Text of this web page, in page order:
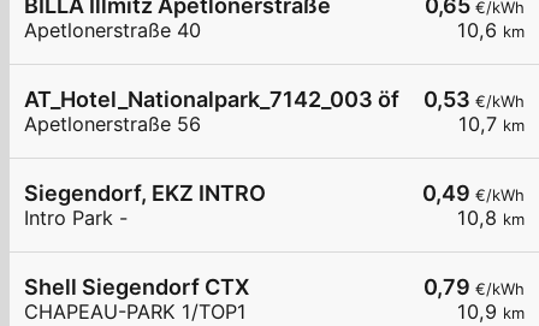
0,65 €/kWh
10,6 km
BILLA Illmitz Apetlonerstraße
Apetlonerstraße 40
0,53 €/kWh
10,7 km
AT_Hotel_Nationalpark_7142_003 öffentlich
Apetlonerstraße 56
0,49 €/kWh
10,8 km
Siegendorf, EKZ INTRO
Intro Park -
0,79 €/kWh
10,9 km
Shell Siegendorf CTX
CHAPEAU-PARK 1/TOP1